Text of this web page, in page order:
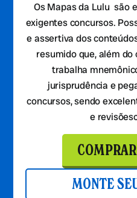
Os Mapas da Lulu são
exigentes concursos.
e assertiva dos
resumido que, além
trabalha
jurisprudência e
concursos, sendo
e
MONTE